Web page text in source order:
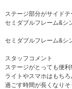
ステージ部分がサイドテ
セミダブルフレーム&シ
セミダブルフレーム&シ
スタッフコメント
ステージがとっても便利!
ライトやスマホはもち
過ごす時間が長くなりそ